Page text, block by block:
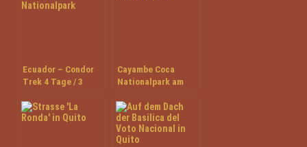
Ecuador – Condor
Trek 4 Tage / 3
Cayambe Coca
Nationalpark am